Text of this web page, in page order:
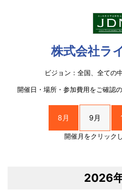
株式会社ラ
ビジョン：全国、全ての
開催日・場所・参加費用をご確認
8月 9月
開催月をクリック
2026